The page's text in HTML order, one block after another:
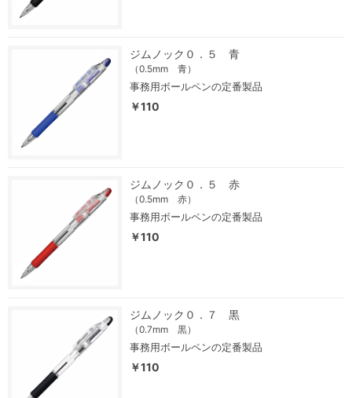
ジムノック０．５ 青
（0.5mm 青）
事務用ボールペンの定番製品
￥110
ジムノック０．５ 赤
（0.5mm 赤）
事務用ボールペンの定番製品
￥110
ジムノック０．７ 黒
（0.7mm 黒）
事務用ボールペンの定番製品
￥110